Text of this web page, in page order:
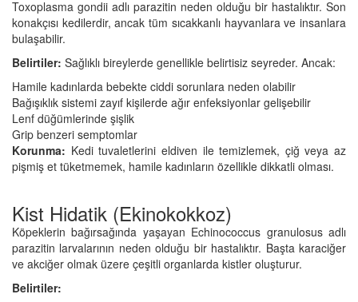
Toxoplasma gondii adlı parazitin neden olduğu bir hastalıktır. Son
konakçısı kedilerdir, ancak tüm sıcakkanlı hayvanlara ve insanlara
bulaşabilir.
Belirtiler: Sağlıklı bireylerde genellikle belirtisiz seyreder. Ancak:
Hamile kadınlarda bebekte ciddi sorunlara neden olabilir
Bağışıklık sistemi zayıf kişilerde ağır enfeksiyonlar gelişebilir
Lenf düğümlerinde şişlik
Grip benzeri semptomlar
Korunma: Kedi tuvaletlerini eldiven ile temizlemek, çiğ veya az
pişmiş et tüketmemek, hamile kadınların özellikle dikkatli olması.
Kist Hidatik (Ekinokokkoz)
Köpeklerin bağırsağında yaşayan Echinococcus granulosus adlı
parazitin larvalarının neden olduğu bir hastalıktır. Başta karaciğer
ve akciğer olmak üzere çeşitli organlarda kistler oluşturur.
Belirtiler: